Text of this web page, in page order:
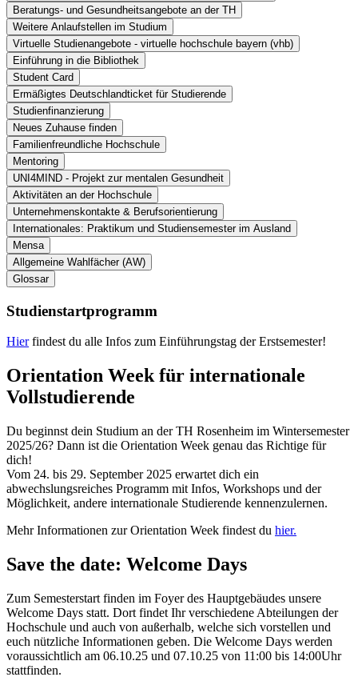
Beratungs- und Gesundheitsangebote an der TH
Weitere Anlaufstellen im Studium
Virtuelle Studienangebote - virtuelle hochschule bayern (vhb)
Einführung in die Bibliothek
Student Card
Ermäßigtes Deutschlandticket für Studierende
Studienfinanzierung
Neues Zuhause finden
Familienfreundliche Hochschule
Mentoring
UNI4MIND - Projekt zur mentalen Gesundheit
Aktivitäten an der Hochschule
Unternehmenskontakte & Berufsorientierung
Internationales: Praktikum und Studiensemester im Ausland
Mensa
Allgemeine Wahlfächer (AW)
Glossar
Studienstartprogramm
Hierfindest du alle Infos zum Einführungstag der Erstsemester!
Orientation Week für internationale
Vollstudierende
Du beginnst dein Studium an der TH Rosenheim im Wintersemester
2025/26? Dann ist die Orientation Week genau das Richtige für
dich!
Vom 24. bis 29. September 2025 erwartet dich ein
abwechslungsreiches Programm mit Infos, Workshops und der
Möglichkeit, andere internationale Studierende kennenzulernen.
Mehr Informationen zur Orientation Week findest du hier.
Save the date: Welcome Days
Zum Semesterstart finden im Foyer des Hauptgebäudes unsere
Welcome Days statt. Dort findet Ihr verschiedene Abteilungen der
Hochschule und auch von außerhalb, welche sich vorstellen und
euch nützliche Informationen geben. Die Welcome Days werden
voraussichtlich am 06.10.25 und 07.10.25 von 11:00 bis 14:00Uhr
stattfinden.